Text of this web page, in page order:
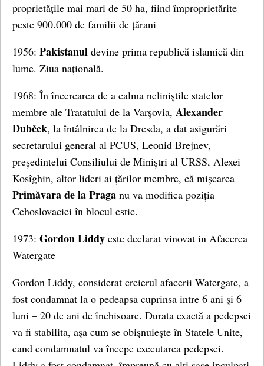
proprietățile mai mari de 50 ha, fiind împroprietărite
peste 900.000 de familii de țărani
1956: Pakistanul devine prima republică islamică din
lume. Ziua națională.
1968: În încercarea de a calma neliniștile statelor
membre ale Tratatului de la Varșovia, Alexander
Dubček, la întâlnirea de la Dresda, a dat asigurări
secretarului general al PCUS, Leonid Brejnev,
președintelui Consiliului de Miniștri al URSS, Alexei
Kosîghin, altor lideri ai țărilor membre, că mișcarea
Primăvara de la Praga nu va modifica poziția
Cehoslovaciei în blocul estic.
1973: Gordon Liddy este declarat vinovat in Afacerea
Watergate
Gordon Liddy, considerat creierul afacerii Watergate, a
fost condamnat la o pedeapsa cuprinsa intre 6 ani şi 6
luni – 20 de ani de închisoare. Durata exactă a pedepsei
va fi stabilita, aşa cum se obişnuieşte în Statele Unite,
cand condamnatul va începe executarea pedepsei.